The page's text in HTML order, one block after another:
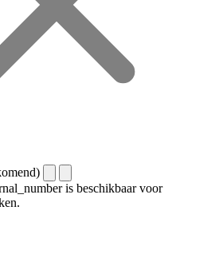
is beschikbaar voor